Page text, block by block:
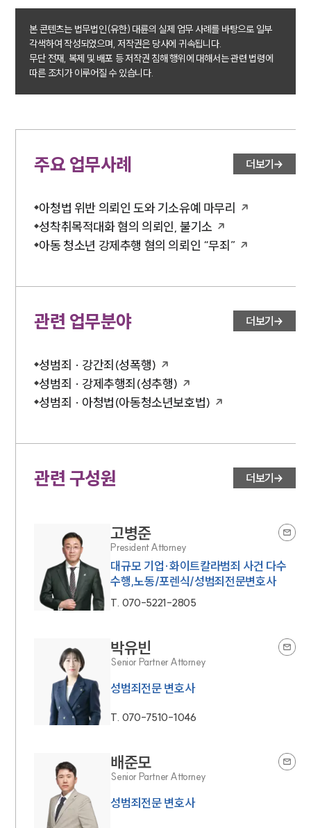
본 콘텐츠는 법무법인(유한) 대륜의 실제 업무 사례를 바탕으로 일부
각색하여 작성되었으며, 저작권은 당사에 귀속됩니다.
무단 전재, 복제 및 배포 등 저작권 침해 행위에 대해서는 관련 법령에
따른 조치가 이루어질 수 있습니다.
주요 업무사례 더보기
아청법 위반 의뢰인 도와 기소유예 마무리
성착취목적대화 혐의 의뢰인, 불기소
아동 청소년 강제추행 혐의 의뢰인 “무죄”
관련 업무분야 더보기
성범죄 · 강간죄(성폭행)
성범죄 · 강제추행죄(성추행)
성범죄 · 아청법(아동청소년보호법)
관련 구성원 더보기
고병준
President Attorney
대규모 기업·화이트칼라범죄 사건 다수
수행,노동/포렌식/성범죄전문변호사
T. 070-5221-2805
박유빈
Senior Partner Attorney
성범죄전문 변호사
T. 070-7510-1046
배준모
Senior Partner Attorney
성범죄전문 변호사